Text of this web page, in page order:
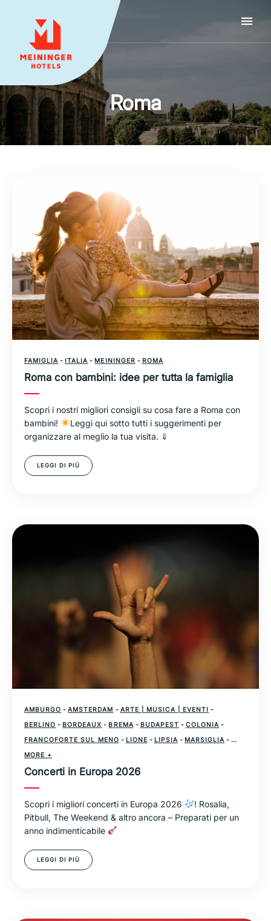
MEININGER HOTELSRoma
FAMIGLIA - ITALIA - MEININGER - ROMA
Roma con bambini: idee per tutta la famiglia
Scopri i nostri migliori consigli su cosa fare a Roma con
bambini!
Leggi qui sotto tutti i suggerimenti per
organizzare al meglio la tua visita. ⇓
LEGGI DI PIÙ
AMBURGO -AMSTERDAM - ARTE | MUSICA | EVENTI -
BERLINO - BORDEAUX - BREMA - BUDAPEST - COLONIA -
FRANCOFORTE SUL MENO - LIONE - LIPSIA - MARSIGLIA -
MEININGER
PARIGI-ROMA -SVIZZERA-VIENNA
MORE +
Concerti in Europa 2026
Scopri i migliori concerti in Europa 2026
! Rosalia,
Pitbull, The Weekend & altro ancora – Preparati per un
anno indimenticabile
LEGGI DI PIÙ